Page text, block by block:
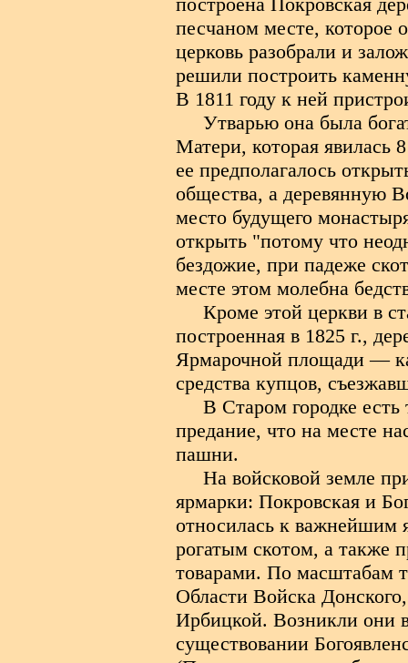
песчаном месте, которое
церковь разобрали и
решили построить
В 1811 году к ней
Утварью она была
Матери, которая явилась
ее предполагалось
общества, а деревянную
место будущего
открыть "потому что
бездожие, при падеже
месте этом молебна
Кроме этой церкви в
построенная в 1825 г.,
Ярмарочной площади —
средства купцов,
В Старом городке
предание, что на месте
пашни.
На войсковой земле
ярмарки: Покровская и
относилась к важнейшим
рогатым скотом, а также
товарами. По масштабам
Области Войска
Ирбицкой. Возникли они
существовании